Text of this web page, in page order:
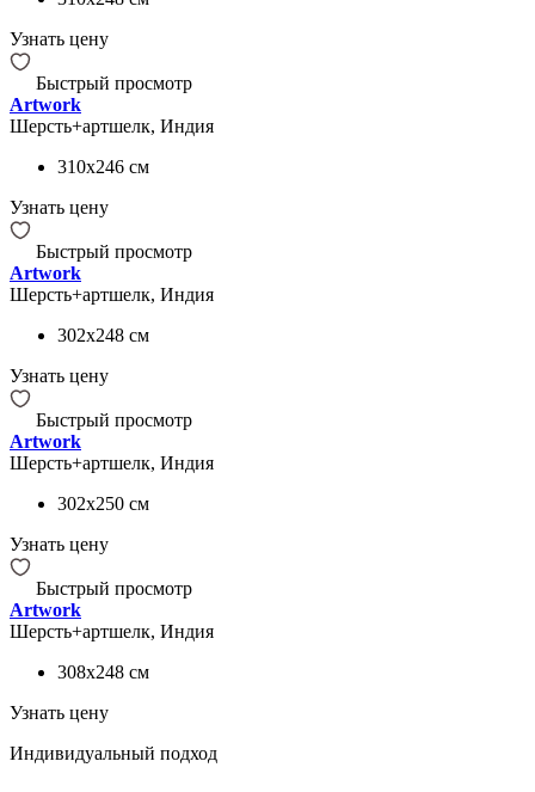
Узнать цену
Быстрый просмотр
Artwork
Шерсть+артшелк, Индия
310x246 см
Узнать цену
Быстрый просмотр
Artwork
Шерсть+артшелк, Индия
302x248 см
Узнать цену
Быстрый просмотр
Artwork
Шерсть+артшелк, Индия
302x250 см
Узнать цену
Быстрый просмотр
Artwork
Шерсть+артшелк, Индия
308x248 см
Узнать цену
Индивидуальный подход